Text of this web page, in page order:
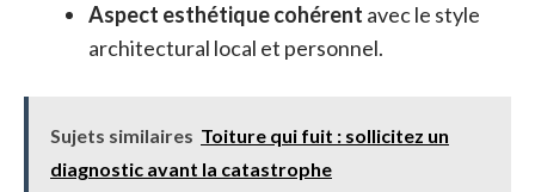
Aspect esthétique cohérent avec le style
architectural local et personnel.
Sujets similaires Toiture qui fuit : sollicitez un
diagnostic avant la catastrophe